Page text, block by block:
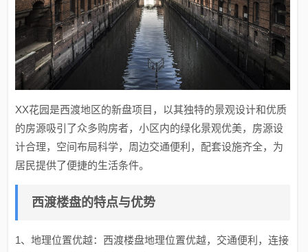
XX花园是西渡地区的新盘项目，以其独特的景观设计和优质
的房源吸引了众多购房者，小区内的绿化景观优美，房源设
计合理，空间布局科学，周边交通便利，配套设施齐全，为
居民提供了便捷的生活条件。
西渡楼盘的特点与优势
1、地理位置优越：西渡楼盘地理位置优越，交通便利，连接